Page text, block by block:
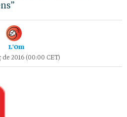
OPINIÓ
L'Om
de 2016 (00:00 CET)